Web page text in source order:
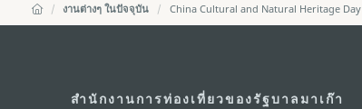
งานต่างๆ ในปัจจุบัน China Cultural and Natural Heritage Day
สำนักงานการท่องเที่ยวของรัฐบาลมาเก๊า